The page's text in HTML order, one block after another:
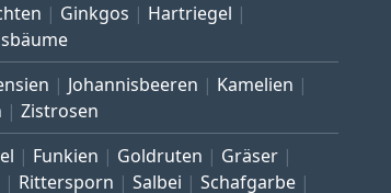
Ginkgos
Hartriegel
Johannisbeeren
Kamelien
Zistrosen
Funkien Goldruten
Gräser
Rittersporn Salbei
Schafgarbe